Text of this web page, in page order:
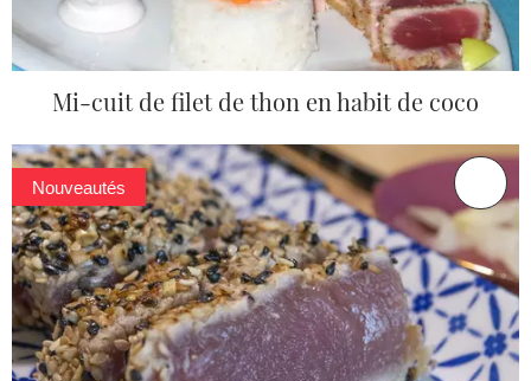
Mi-cuit de filet de thon en habit de coco
Nouveautés